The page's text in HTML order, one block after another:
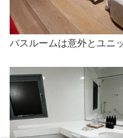
バスルームは意外とユニ